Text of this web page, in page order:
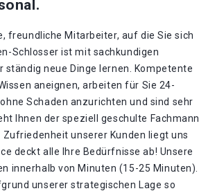
freundliche Mitarbeiter, auf die Sie sich
Schlosser ist mit sachkundigen
neue Dinge lernen. Kompetente
aneignen, arbeiten für Sie 24-
Schaden anzurichten und sind sehr
Ihnen der speziell geschulte Fachmann
unserer Kunden liegt uns
deckt alle Ihre Bedürfnisse ab! Unsere
innerhalb von Minuten (15-25 Minuten).
unserer strategischen Lage so